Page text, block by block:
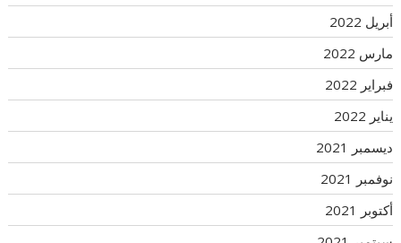
أبريل 2022
مارس 2022
فبراير 2022
يناير 2022
ديسمبر 2021
نوفمبر 2021
أكتوبر 2021